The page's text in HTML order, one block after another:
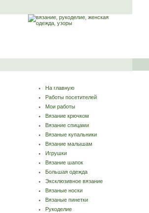
На главную
Работы посетителей
Мои работы
Вязание крючком
Вязание спицами
Вязаные купальники
Вязание малышам
Игрушки
Вязание шапок
Большая одежда
Эксклюзивное вязание
Вязаные носки
Вязаные пинетки
Рукоделие